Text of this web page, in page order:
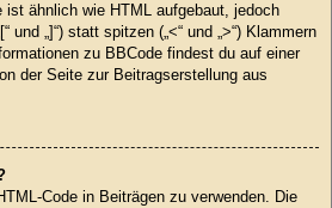
ist ähnlich wie HTML aufgebaut, jedoch
und „]“) statt spitzen („<“ und „>“) Klammern
zu BBCode findest du auf einer
der Seite zur Beitragserstellung aus
Code in Beiträgen zu verwenden. Die